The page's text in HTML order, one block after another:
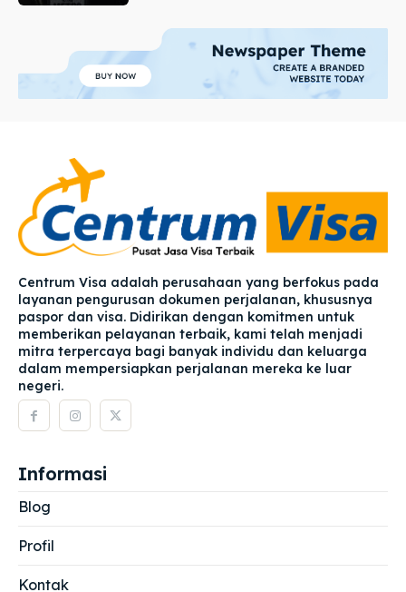
Centrum Visa adalah perusahaan yang berfokus pada
layanan pengurusan dokumen perjalanan, khususnya
paspor dan visa. Didirikan dengan komitmen untuk
memberikan pelayanan terbaik, kami telah menjadi
mitra terpercaya bagi banyak individu dan keluarga
dalam mempersiapkan perjalanan mereka ke luar
negeri.
Informasi
Blog
Profil
Kontak